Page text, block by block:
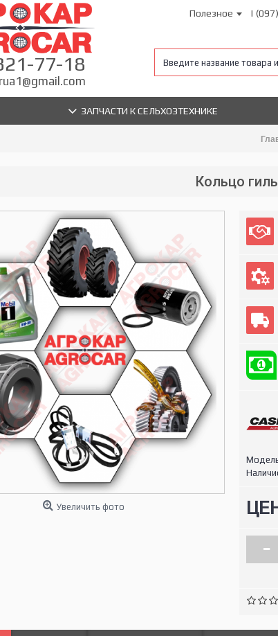
77-18
Полезное |
ЗАПЧАСТИ К СЕЛЬХОЗТЕХНИКЕ
Кольцо
Увеличить фото
-